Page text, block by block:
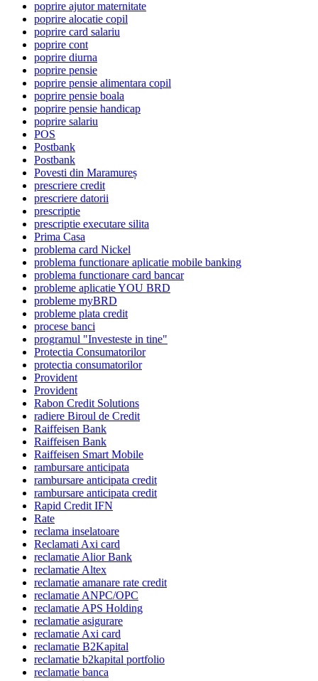
poprire ajutor maternitate
poprire alocatie copil
poprire card salariu
poprire cont
poprire diurna
poprire pensie
poprire pensie alimentara copil
poprire pensie boala
poprire pensie handicap
poprire salariu
POS
Postbank
Postbank
Povesti din Maramureș
prescriere credit
prescriere datorii
prescriptie
prescriptie executare silita
Prima Casa
problema card Nickel
problema functionare aplicatie mobile banking
problema functionare card bancar
probleme aplicatie YOU BRD
probleme myBRD
probleme plata credit
procese banci
programul "Investeste in tine"
Protectia Consumatorilor
protectia consumatorilor
Provident
Provident
Rabon Credit Solutions
radiere Biroul de Credit
Raiffeisen Bank
Raiffeisen Bank
Raiffeisen Smart Mobile
rambursare anticipata
rambursare anticipata credit
rambursare anticipata credit
Rapid Credit IFN
Rate
reclama inselatoare
Reclamati Axi card
reclamatie Alior Bank
reclamatie Altex
reclamatie amanare rate credit
reclamatie ANPC/OPC
reclamatie APS Holding
reclamatie asigurare
reclamatie Axi card
reclamatie B2Kapital
reclamatie b2kapital portfolio
reclamatie banca